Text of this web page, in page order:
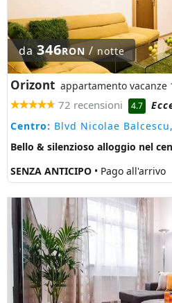
da346RON / notte
Orizont appartamento vacanze
72 recensioni 4.7
Centro: Blvd Nicolae
Bello & silenzioso alloggio nel
SENZA ANTICIPO • Pago all'arrivo